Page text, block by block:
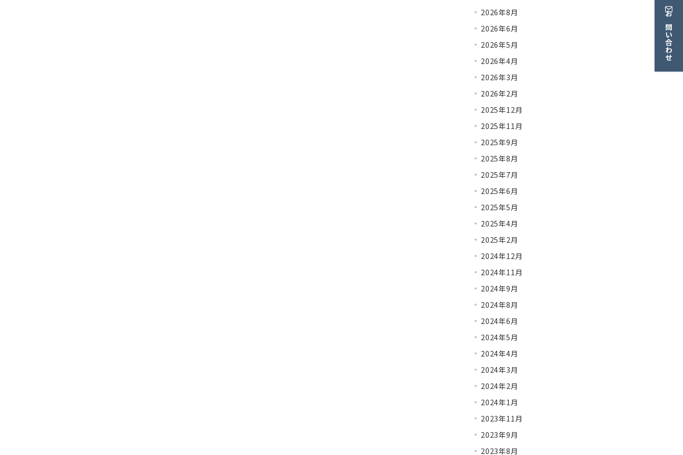
2026年8月
2026年6月
2026年5月
2026年4月
2026年3月
2026年2月
2025年12月
2025年11月
2025年9月
2025年8月
2025年7月
2025年6月
2025年5月
2025年4月
2025年2月
2024年12月
2024年11月
2024年9月
2024年8月
2024年6月
2024年5月
2024年4月
2024年3月
2024年2月
2024年1月
2023年11月
2023年9月
2023年8月
お問い合わせ